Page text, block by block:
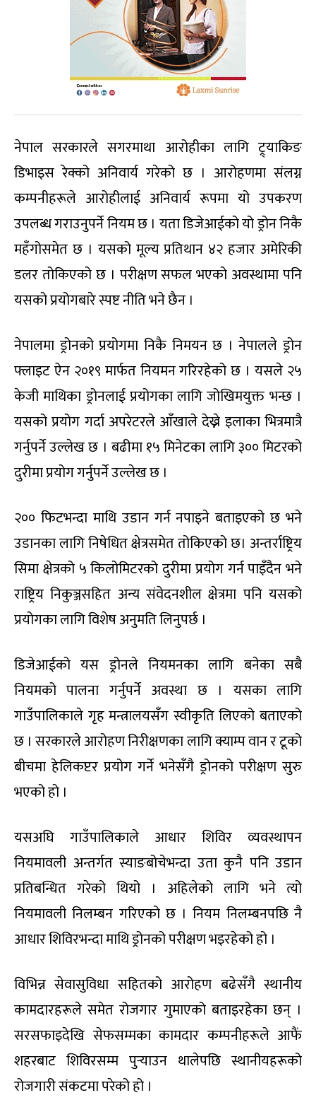
नेपाल सरकारले सगरमाथा आरोहीका लागि ट्र्याकिङ
डिभाइस रेक्को अनिवार्य गरेको छ । आरोहणमा संलग्न
कम्पनीहरूले आरोहीलाई अनिवार्य रूपमा यो उपकरण
उपलब्ध गराउनुपर्ने नियम छ । यता डिजेआईको यो ड्रोन निकै
महँगोसमेत छ । यसको मूल्य प्रतिथान ४२ हजार अमेरिकी
डलर तोकिएको छ । परीक्षण सफल भएको अवस्थामा पनि
यसको प्रयोगबारे स्पष्ट नीति भने छैन ।
नेपालमा ड्रोनको प्रयोगमा निकै निमयन छ । नेपालले ड्रोन
फ्लाइट ऐन २०१९ मार्फत नियमन गरिरहेको छ । यसले २५
केजी माथिका ड्रोनलाई प्रयोगका लागि जोखिमयुक्त भन्छ ।
यसको प्रयोग गर्दा अपरेटरले आँखाले देख्ने इलाका भित्रमात्रै
गर्नुपर्ने उल्लेख छ । बढीमा १५ मिनेटका लागि ३०० मिटरको
दुरीमा प्रयोग गर्नुपर्ने उल्लेख छ ।
२०० फिटभन्दा माथि उडान गर्न नपाइने बताइएको छ भने
उडानका लागि निषेधित क्षेत्रसमेत तोकिएको छ। अन्तर्राष्ट्रिय
सिमा क्षेत्रको ५ किलोमिटरको दुरीमा प्रयोग गर्न पाइँदैन भने
राष्ट्रिय निकुञ्जसहित अन्य संवेदनशील क्षेत्रमा पनि यसको
प्रयोगका लागि विशेष अनुमति लिनुपर्छ ।
डिजेआईको यस ड्रोनले नियमनका लागि बनेका सबै
नियमको पालना गर्नुपर्ने अवस्था छ । यसका लागि
गाउँपालिकाले गृह मन्त्रालयसँग स्वीकृति लिएको बताएको
छ । सरकारले आरोहण निरीक्षणका लागि क्याम्प वान र टूको
बीचमा हेलिकप्टर प्रयोग गर्ने भनेसँगै ड्रोनको परीक्षण सुरु
भएको हो ।
यसअघि गाउँपालिकाले आधार शिविर व्यवस्थापन
नियमावली अन्तर्गत स्याङबोचेभन्दा उता कुनै पनि उडान
प्रतिबन्धित गरेको थियो । अहिलेको लागि भने त्यो
नियमावली निलम्बन गरिएको छ । नियम निलम्बनपछि नै
आधार शिविरभन्दा माथि ड्रोनको परीक्षण भइरहेको हो ।
विभिन्न सेवासुविधा सहितको आरोहण बढेसँगै स्थानीय
कामदारहरूले समेत रोजगार गुमाएको बताइरहेका छन् ।
सरसफाइदेखि सेफसम्मका कामदार कम्पनीहरूले आफैं
शहरबाट शिविरसम्म पुर्‍याउन थालेपछि स्थानीयहरूको
रोजगारी संकटमा परेको हो ।